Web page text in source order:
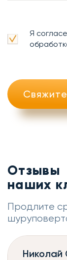
Я
Отзывы
наших
Продлите
Николай